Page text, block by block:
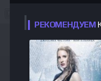
РЕКОМЕНДУЕМ